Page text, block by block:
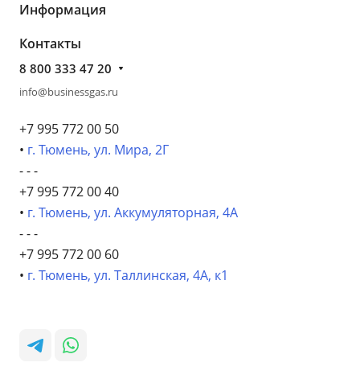
Информация
Контакты
8 800 333 47 20
info@businessgas.ru
+7 995 772 00 50
• г. Тюмень, ул. Мира, 2Г
- - -
+7 995 772 00 40
• г. Тюмень, ул. Аккумуляторная, 4А
- - -
+7 995 772 00 60
• г. Тюмень, ул. Таллинская, 4А, к1